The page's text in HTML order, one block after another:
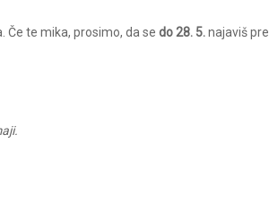
Če te mika, prosimo, da se do 28. 5.najaviš